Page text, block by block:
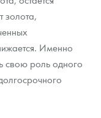
золота,
Именно
свою роль одного